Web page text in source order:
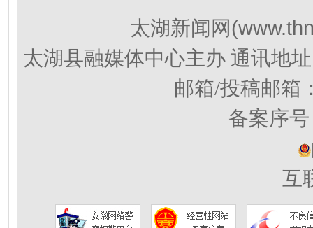
太湖新闻网
太湖县融媒体中心主办 通讯地
邮箱/投稿邮箱
备案序
互